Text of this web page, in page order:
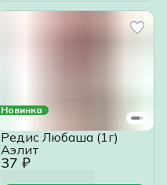
Новинка
37 ₽
Редис Любаша (1г)
Аэлит